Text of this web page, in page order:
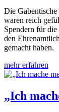
Die
waren reich
Spendern für
den
gemacht haben.
mehr erfahren
„Ich